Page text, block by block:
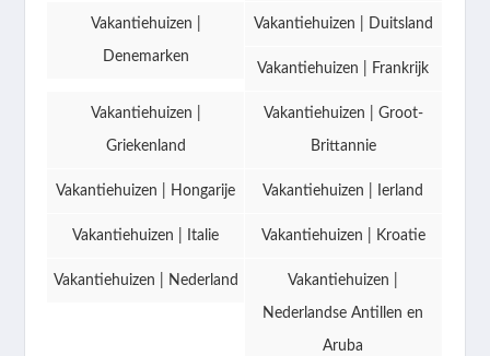
Vakantiehuizen |
Denemarken
Vakantiehuizen | Duitsland
Vakantiehuizen | Frankrijk
Vakantiehuizen |
Griekenland
Vakantiehuizen | Groot-
Brittannie
Vakantiehuizen | Hongarije Vakantiehuizen | Ierland
Vakantiehuizen | Italie Vakantiehuizen | Kroatie
Vakantiehuizen | Nederland Vakantiehuizen |
Nederlandse Antillen en
Aruba